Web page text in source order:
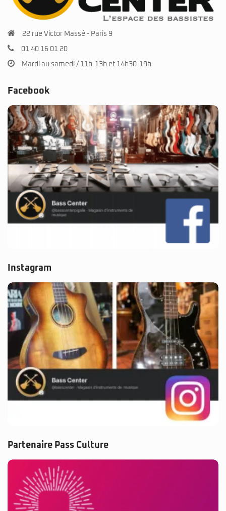
22 rue Victor Massé - Paris 9
01 40 16 01 20
Mardi au samedi / 11h-13h et 14h30-19h
Facebook
Instagram
Partenaire Pass Culture